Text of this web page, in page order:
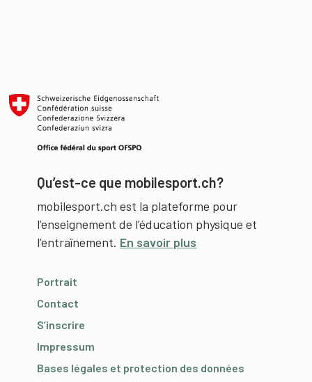
Qu’est-ce que mobilesport.ch?
mobilesport.ch est la plateforme pour
l’enseignement de l’éducation physique et
l’entraînement. En savoir plus
Portrait
Contact
S’inscrire
Impressum
Bases légales et protection des données